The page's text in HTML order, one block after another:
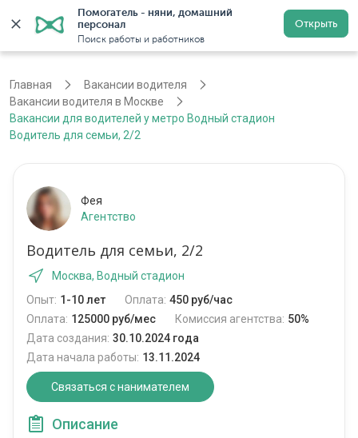
Помогатель - няни, домашний
персонал
Поиск работы и работников
Открыть
Регистрация
Главная
Вакансии водителя
Вакансии водителя в Москве
Вакансии для водителей у метро Водный стадион
Водитель для семьи, 2/2
Фея
Агентство
Водитель для семьи, 2/2
Москва, Водный стадион
Опыт: 1-10 лет Оплата: 450 руб/час
Оплата: 125000 руб/мес Комиссия агентства: 50%
Дата создания: 30.10.2024 года
Дата начала работы: 13.11.2024
Связаться с нанимателем
Описание